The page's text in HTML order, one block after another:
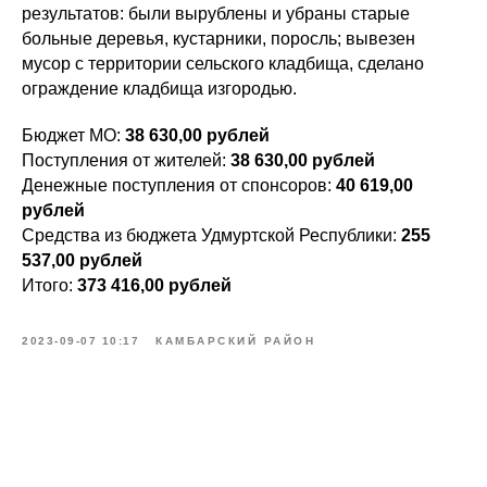
результатов: были вырублены и убраны старые
больные деревья, кустарники, поросль; вывезен
мусор с территории сельского кладбища, сделано
ограждение кладбища изгородью.
Бюджет МО: 38 630,00 рублей
Поступления от жителей: 38 630,00 рублей
Денежные поступления от спонсоров: 40 619,00
рублей
Средства из бюджета Удмуртской Республики: 255
537,00 рублей
Итого: 373 416,00 рублей
2023-09-07 10:17 КАМБАРСКИЙ РАЙОН